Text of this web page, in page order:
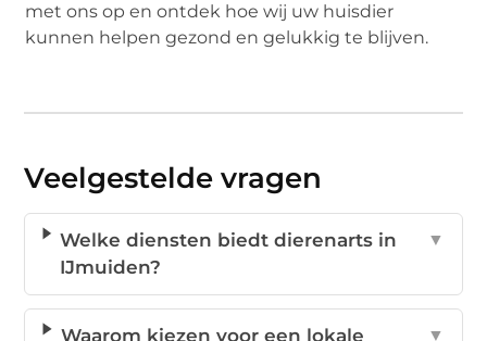
met ons op en ontdek hoe wij uw huisdier
kunnen helpen gezond en gelukkig te blijven.
Veelgestelde vragen
Welke diensten biedt dierenarts in
IJmuiden?
▼
Waarom kiezen voor een lokale
▼